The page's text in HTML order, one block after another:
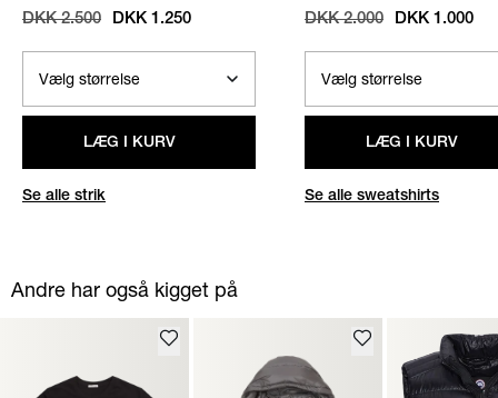
STRIK / SAND
DKK 2.500 DKK 1.250
LÆG I KURV
Se alle strik
SWEATSHIRT
/ NAVY
DKK 2.000 DKK 1.000
LÆG I KURV
Se alle sweatshirts
Andre har også kigget på